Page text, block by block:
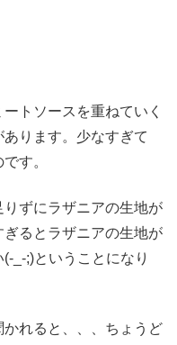
トソースを重ねていく
ります。少なすぎて
す。
ずにラザニアの生地が
ぎるとラザニアの生地が
_-;)ということになり
れると、、、ちょうど